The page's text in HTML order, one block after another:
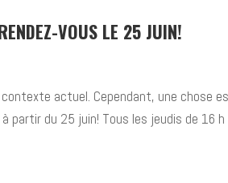
VOUS LE 25 JUIN!
actuel. Cependant, une chose
partir du 25 juin! Tous les jeudis de 16 h